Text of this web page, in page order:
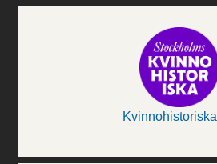
Kvinnohistoriska